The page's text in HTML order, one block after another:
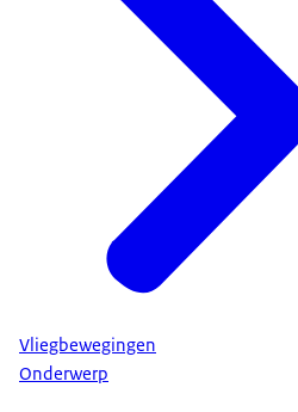
Vliegbewegingen
Onderwerp